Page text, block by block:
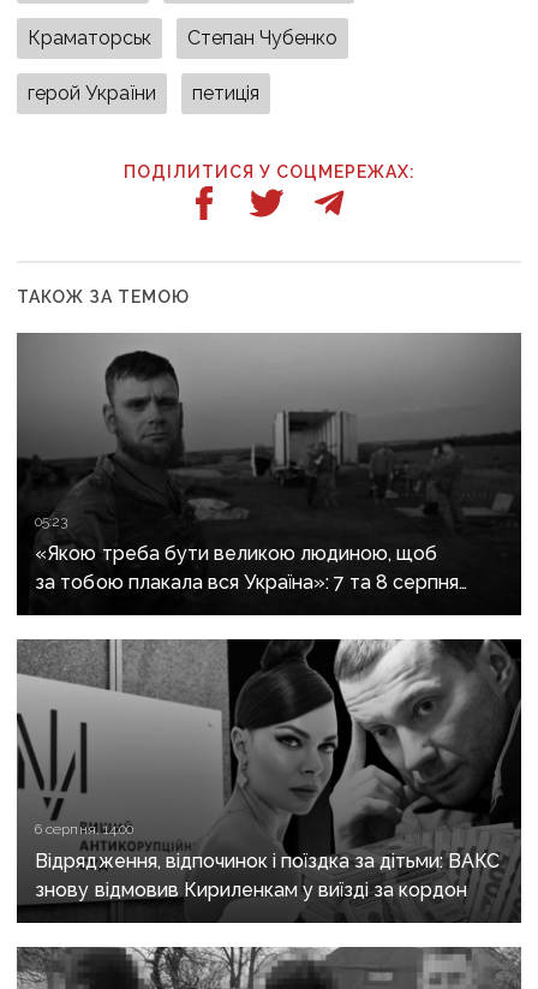
Краматорськ Степан Чубенко
герой України петиція
ПОДІЛИТИСЯ У СОЦМЕРЕЖАХ:
ТАКОЖ ЗА ТЕМОЮ
05:23
«Якою треба бути великою людиною, щоб
за тобою плакала вся Україна»: 7 та 8 серпня
прощаються із засновником організації
«Плацдарм» Олексієм Юковим
6 серпня, 14:00
Відрядження, відпочинок і поїздка за дітьми: ВАКС
знову відмовив Кириленкам у виїзді за кордон